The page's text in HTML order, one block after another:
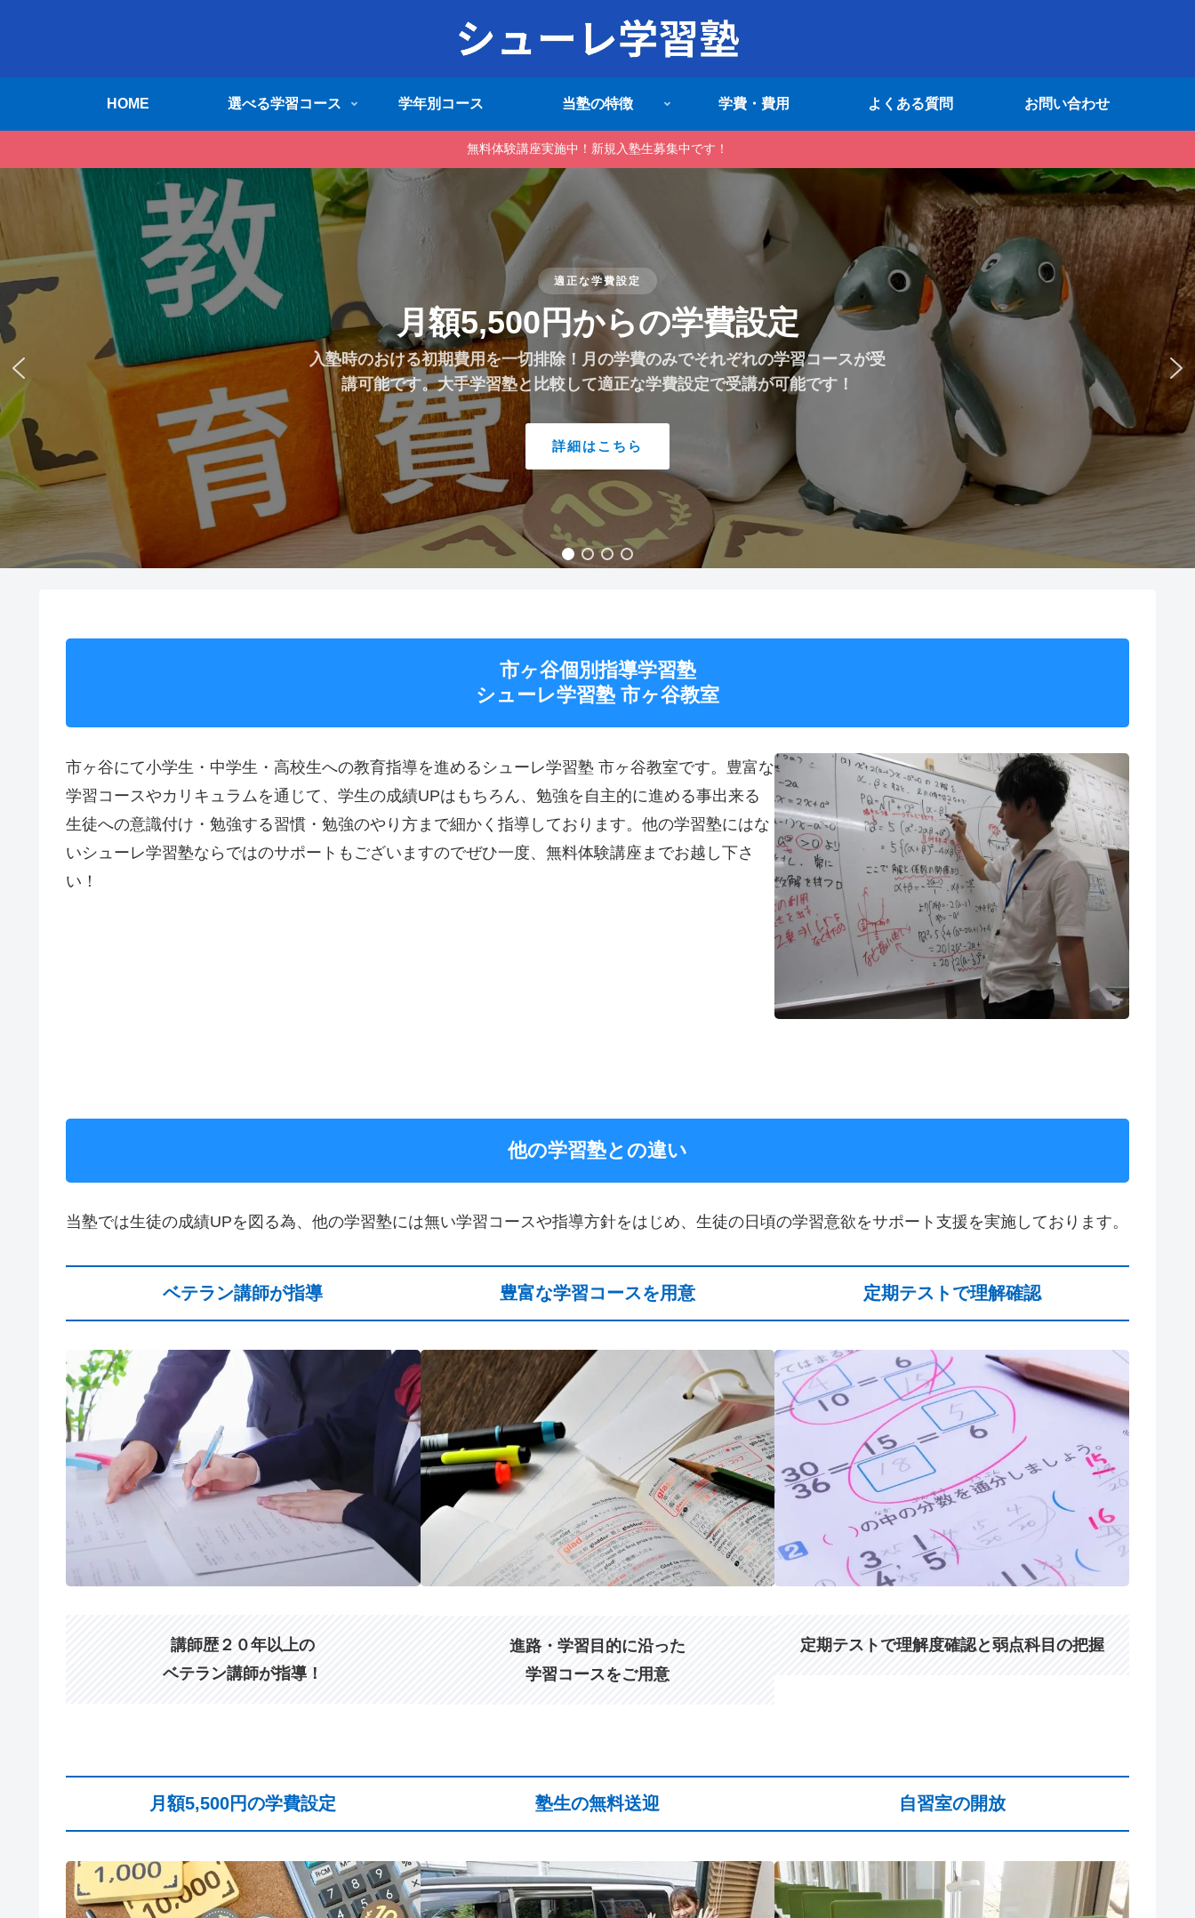
HOME 選べる学習コース 学年別コース 当塾の特徴 学費・費用 よくある質問 お問い合わせ
無料体験講座実施中！新規入塾生募集中です！
塾生無料送迎
塾生の無料送迎対応
塾生の無料送迎サービスを実施！忙しい保護者の方や部活動で忙しい学生はご活
用下さい。
詳細はこちら
市ヶ谷個別指導学習塾
シューレ学習塾 市ヶ谷教室
市ヶ谷にて小学生・中学生・高校生への教育指導を進めるシューレ学習塾 市ヶ谷教室です。豊富な
学習コースやカリキュラムを通じて、学生の成績UPはもちろん、勉強を自主的に進める事出来る
生徒への意識付け・勉強する習慣・勉強のやり方まで細かく指導しております。他の学習塾にはな
いシューレ学習塾ならではのサポートもございますのでぜひ一度、無料体験講座までお越し下さ
い！
他の学習塾との違い
当塾では生徒の成績UPを図る為、他の学習塾には無い学習コースや指導方針をはじめ、生徒の日頃の学習意欲をサポート支援を実施しております。
ベテラン講師が指導
講師歴２０年以上の
ベテラン講師が指導！
豊富な学習コースを用意
進路・学習目的に沿った
学習コースをご用意
定期テストで理解確認
定期テストで理解度確認と弱点科目の把握
月額5,500円の学費設定 塾生の無料送迎 自習室の開放